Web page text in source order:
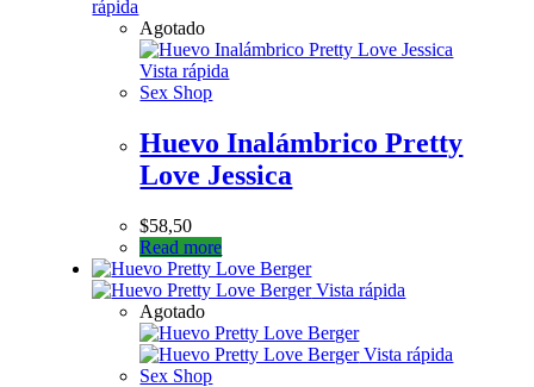
rápida
Agotado
Vista rápida
Sex Shop
Huevo Inalámbrico Pretty
Love Jessica
$58,50
Read more
Vista rápida
Agotado
Vista rápida
Sex Shop